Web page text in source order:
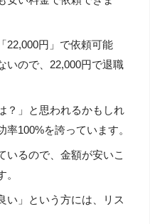
22,000円」で依頼可能
いので、22,000円で退職
？」と思われるかもしれ
100%を誇っています。
いるので、金額が安いこ
。
い」という方には、リス